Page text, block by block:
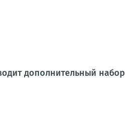
дополнительный набор